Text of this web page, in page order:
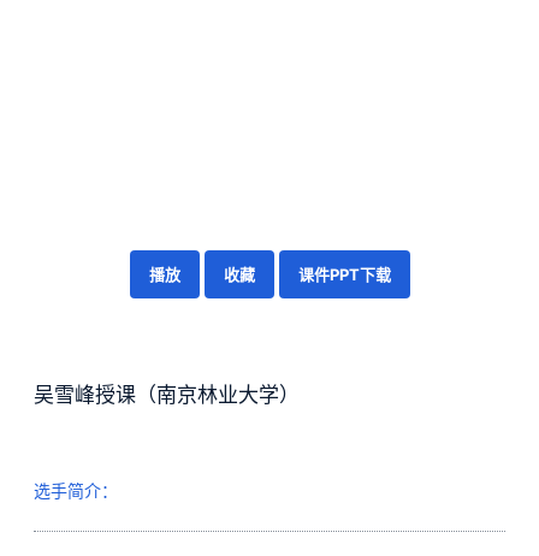
播放 收藏 课件PPT下载
吴雪峰授课（南京林业大学）
选手简介：